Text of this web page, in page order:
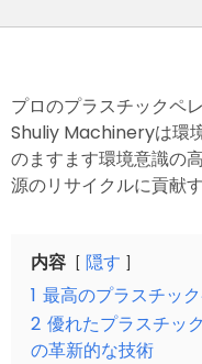
プロのプラスチックペ
Shuliy Machineryは環
のますます環境意識の
源のリサイクルに貢献
内容
隠す
1 最高のプラスチッ
2 優れたプラスチッ
の革新的な技術